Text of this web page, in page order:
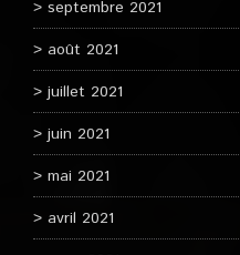
septembre 2021
août 2021
juillet 2021
juin 2021
mai 2021
avril 2021